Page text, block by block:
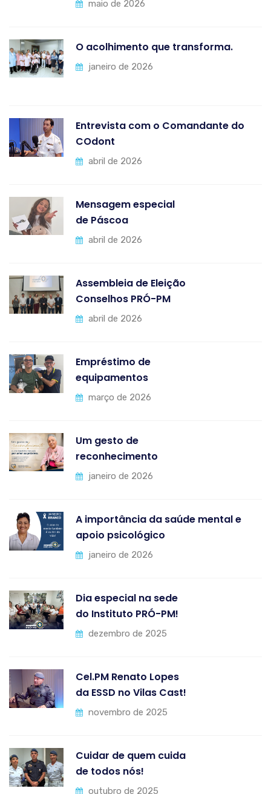
maio de 2026
O acolhimento que transforma.
janeiro de 2026
Entrevista com o Comandante do
COdont
abril de 2026
Mensagem especial
de Páscoa
abril de 2026
Assembleia de Eleição
Conselhos PRÓ-PM
abril de 2026
Empréstimo de
equipamentos
março de 2026
Um gesto de
reconhecimento
janeiro de 2026
A importância da saúde mental e
apoio psicológico
janeiro de 2026
Dia especial na sede
do Instituto PRÓ-PM!
dezembro de 2025
Cel.PM Renato Lopes
da ESSD no Vilas Cast!
novembro de 2025
Cuidar de quem cuida
de todos nós!
outubro de 2025